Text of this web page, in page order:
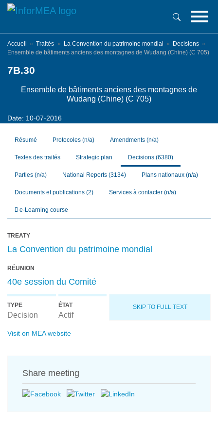
Aller
principal
Accueil Traités La Convention du patrimoine mondial
Decisions
Ensemble de bâtiments anciens des montagnes de Wudang (Chine) (C 705)
7B.30
Ensemble de bâtiments anciens des montagnes de
Wudang (Chine) (C 705)
Date: 10-07-2016
Résumé Protocoles (n/a) Amendments (n/a)
Textes des traités Strategic plan Decisions (6380)
Parties (n/a) National Reports (3134) Plans nationaux (n/a)
Documents et publications (2) Services à contacter (n/a)
e-Learning course
TREATY
La Convention du patrimoine mondial
RÉUNION
40e session du Comité
TYPE
Decision
ÉTAT
Actif
SKIP TO FULL TEXT
Visit on MEA website
Share meeting